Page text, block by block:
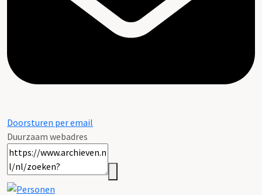
Doorsturen per email
Duurzaam webadres